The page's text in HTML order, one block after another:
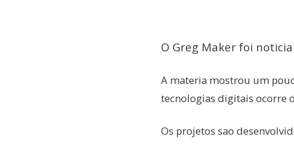
O Greg Maker foi
A materia mostrou um
tecnologias digitais ocorre
Os projetos sao